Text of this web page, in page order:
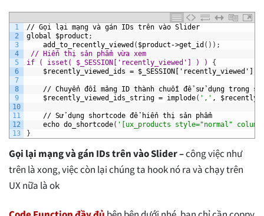
1
2
3
4
5
6
7
8
9
10
11
12
13
// Gọi lại mạng và gán IDs trên vào Slider
global
$product ;
add_to_recently_viewed ( $product->get_id ( ) ) ;
// Hiển thị sản phẩm vừa xem
if ( isset( $_SESSION['recently_viewed'] ) ) {
$recently_viewed_ids = $_SESSION['recently_viewed']
// Chuyển đổi mảng ID thành chuỗi để sử dụng trong
$recently_viewed_ids_string = implode( ',' ,
// Sử dụng shortcode để hiển thị sản phẩm
echo do_shortcode( '[ux_products style="normal"
}
Gọi lại mạng và gán IDs trên vào Slider –công việc như
trên là xong, việc còn lại chúng ta hook nó ra và chạy trên
UX nữa là ok